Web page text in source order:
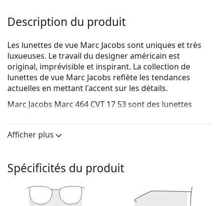
Description du produit
Les lunettes de vue Marc Jacobs sont uniques et très
luxueuses. Le travail du designer américain est
original, imprévisible et inspirant. La collection de
lunettes de vue Marc Jacobs reflète les tendances
actuelles en mettant l'accent sur les détails.
Marc Jacobs Marc 464 CVT 17 53sont des lunettes
pour femmes.
Voyez de quoi vous avez l'air avec ces lunettes grâce à
la fonction d'essai virtuel de Lentiamo.
La couleur noire de la monture s'accorde
parfaitement avec tous les teints et des cheveux
blonds clairs, châtains clairs ou noirs.
Afficher plus
Spécificités du produit